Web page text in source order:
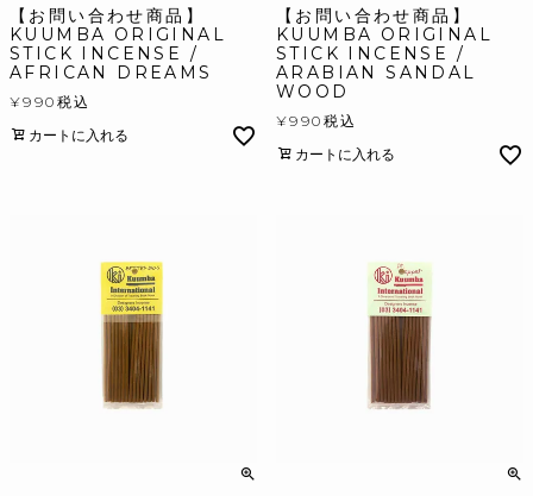
【お問い合わせ商品】
KUUMBA ORIGINAL
STICK INCENSE /
AFRICAN DREAMS
¥990 税込
カートに入れる
【お問い合わせ商品】
KUUMBA ORIGINAL
STICK INCENSE /
ARABIAN SANDAL
WOOD
¥990 税込
カートに入れる